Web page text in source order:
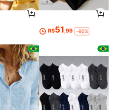
R$51,99 -60%